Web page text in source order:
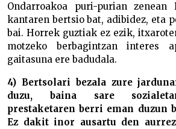
Ondarroakoa puri-purian zenean
kantaren bertsio bat, adibidez, eta
bai. Horrek guztiak ez ezik,
motzeko berbagintzan interes
gaitasuna ere badudala.
4) Bertsolari bezala zure
duzu, baina sare
prestaketaren berri eman duzun
Ez dakit inor ausartu den